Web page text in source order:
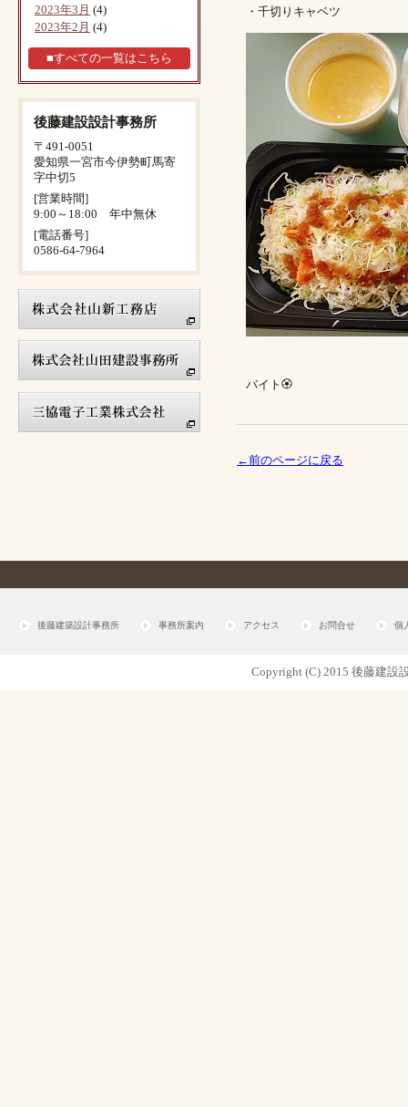
・千切りキャベツ
バイト🏵
←前のページに戻る
2023年3月 (4)
2023年2月 (4)
■すべての一覧はこちら
後藤建設設計事務所
〒491-0051
愛知県一宮市今伊勢町馬寄
字中切5
[営業時間]
9:00～18:00 年中無休
[電話番号]
0586-64-7964
後藤建築設計事務所 事務所案内 アクセス お問合せ 個
Copyright (C) 2015 後藤建設